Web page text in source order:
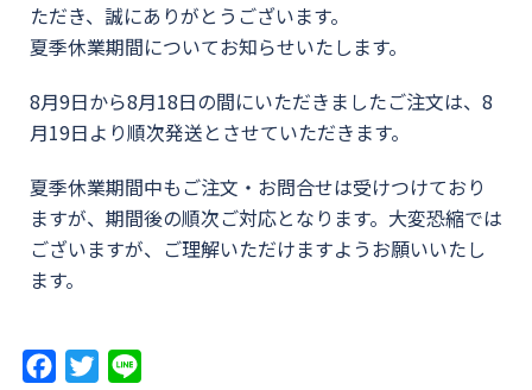
ただき、誠にありがとうございます。
夏季休業期間についてお知らせいたします。
8月9日から8月18日の間にいただきましたご注文は、8
月19日より順次発送とさせていただきます。
夏季休業期間中もご注文・お問合せは受けつけており
ますが、期間後の順次ご対応となります。大変恐縮では
ございますが、ご理解いただけますようお願いいたし
ます。
Facebook
Twitter